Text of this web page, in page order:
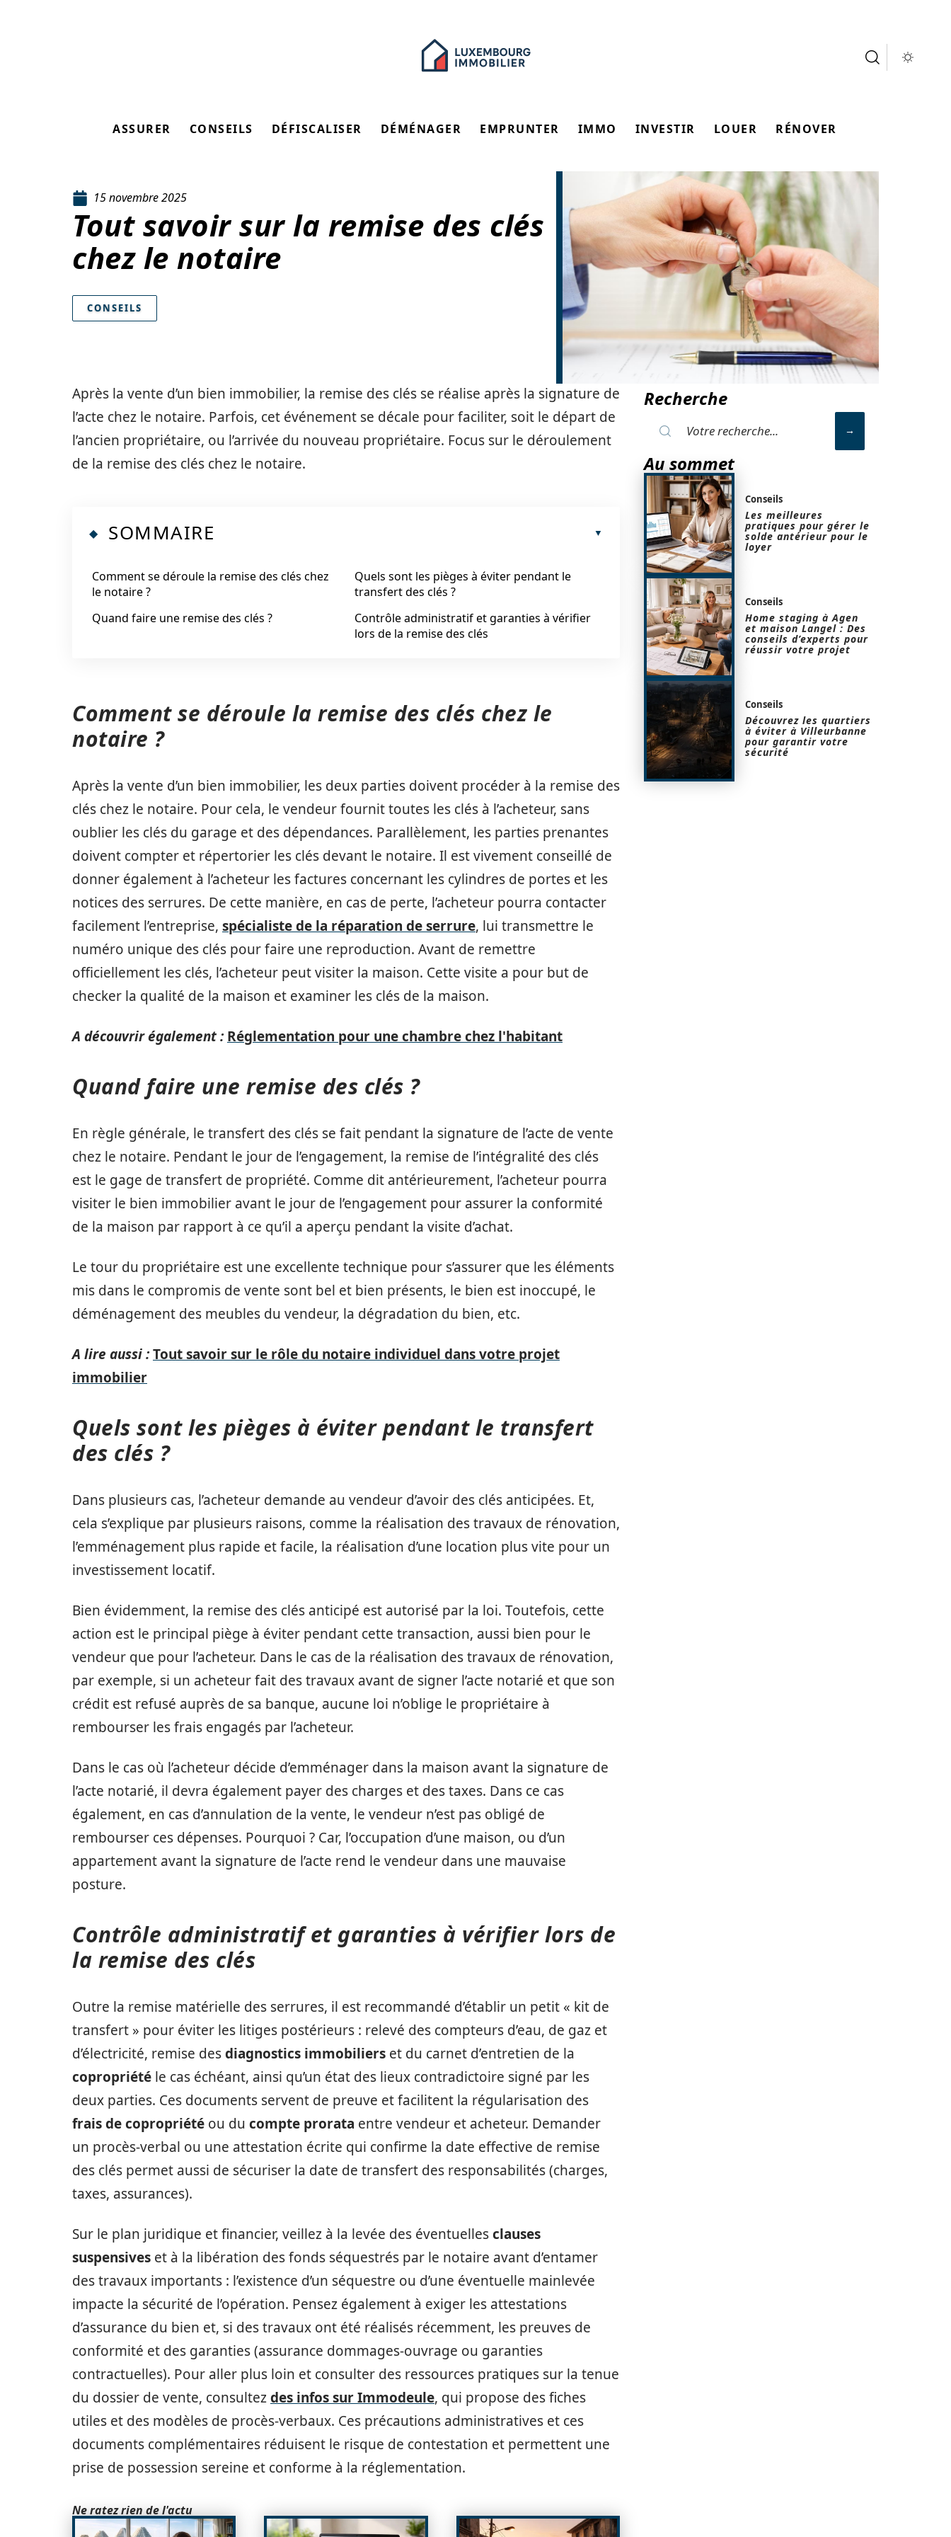
ASSURER CONSEILS DÉFISCALISER DÉMÉNAGER EMPRUNTER IMMO INVESTIR LOUER RÉNOVER
15 novembre 2025
Tout savoir sur la remise des clés
chez le notaire
CONSEILS
Après la vente d’un bien immobilier, la remise des clés se réalise après la signature de
l’acte chez le notaire. Parfois, cet événement se décale pour faciliter, soit le départ de
l’ancien propriétaire, ou l’arrivée du nouveau propriétaire. Focus sur le déroulement
de la remise des clés chez le notaire.
SOMMAIRE
Comment se déroule la remise des clés chez
le notaire ?
Quand faire une remise des clés ?
Quels sont les pièges à éviter pendant le
transfert des clés ?
Contrôle administratif et garanties à vérifier
lors de la remise des clés
Comment se déroule la remise des clés chez le
notaire ?
Après la vente d’un bien immobilier, les deux parties doivent procéder à la remise des
clés chez le notaire. Pour cela, le vendeur fournit toutes les clés à l’acheteur, sans
oublier les clés du garage et des dépendances. Parallèlement, les parties prenantes
doivent compter et répertorier les clés devant le notaire. Il est vivement conseillé de
donner également à l’acheteur les factures concernant les cylindres de portes et les
notices des serrures. De cette manière, en cas de perte, l’acheteur pourra contacter
facilement l’entreprise, spécialiste de la réparation de serrure, lui transmettre le
numéro unique des clés pour faire une reproduction. Avant de remettre
officiellement les clés, l’acheteur peut visiter la maison. Cette visite a pour but de
checker la qualité de la maison et examiner les clés de la maison.
A découvrir également : Réglementation pour une chambre chez l'habitant
Quand faire une remise des clés ?
En règle générale, le transfert des clés se fait pendant la signature de l’acte de vente
chez le notaire. Pendant le jour de l’engagement, la remise de l’intégralité des clés
est le gage de transfert de propriété. Comme dit antérieurement, l’acheteur pourra
visiter le bien immobilier avant le jour de l’engagement pour assurer la conformité
de la maison par rapport à ce qu’il a aperçu pendant la visite d’achat.
Le tour du propriétaire est une excellente technique pour s’assurer que les éléments
mis dans le compromis de vente sont bel et bien présents, le bien est inoccupé, le
déménagement des meubles du vendeur, la dégradation du bien, etc.
A lire aussi :Tout savoir sur le rôle du notaire individuel dans votre projet
immobilier
Quels sont les pièges à éviter pendant le transfert
des clés ?
Dans plusieurs cas, l’acheteur demande au vendeur d’avoir des clés anticipées. Et,
cela s’explique par plusieurs raisons, comme la réalisation des travaux de rénovation,
l’emménagement plus rapide et facile, la réalisation d’une location plus vite pour un
investissement locatif.
Bien évidemment, la remise des clés anticipé est autorisé par la loi. Toutefois, cette
action est le principal piège à éviter pendant cette transaction, aussi bien pour le
vendeur que pour l’acheteur. Dans le cas de la réalisation des travaux de rénovation,
par exemple, si un acheteur fait des travaux avant de signer l’acte notarié et que son
crédit est refusé auprès de sa banque, aucune loi n’oblige le propriétaire à
rembourser les frais engagés par l’acheteur.
Dans le cas où l’acheteur décide d’emménager dans la maison avant la signature de
l’acte notarié, il devra également payer des charges et des taxes. Dans ce cas
également, en cas d’annulation de la vente, le vendeur n’est pas obligé de
rembourser ces dépenses. Pourquoi ? Car, l’occupation d’une maison, ou d’un
appartement avant la signature de l’acte rend le vendeur dans une mauvaise
posture.
Contrôle administratif et garanties à vérifier lors de
la remise des clés
Outre la remise matérielle des serrures, il est recommandé d’établir un petit « kit de
transfert » pour éviter les litiges postérieurs : relevé des compteurs d’eau, de gaz et
d’électricité, remise desdiagnostics immobiliers et du carnet d’entretien de la
copropriété le cas échéant, ainsi qu’un état des lieux contradictoire signé par les
deux parties. Ces documents servent de preuve et facilitent la régularisation des
frais de copropriété ou du compte prorata entre vendeur et acheteur. Demander
un procès-verbal ou une attestation écrite qui confirme la date effective de remise
des clés permet aussi de sécuriser la date de transfert des responsabilités (charges,
taxes, assurances).
Sur le plan juridique et financier, veillez à la levée des éventuellesclauses
suspensives et à la libération des fonds séquestrés par le notaire avant d’entamer
des travaux importants : l’existence d’un séquestre ou d’une éventuelle mainlevée
impacte la sécurité de l’opération. Pensez également à exiger les attestations
d’assurance du bien et, si des travaux ont été réalisés récemment, les preuves de
conformité et des garanties (assurance dommages-ouvrage ou garanties
contractuelles). Pour aller plus loin et consulter des ressources pratiques sur la tenue
du dossier de vente, consultezdes infos sur Immodeule, qui propose des fiches
utiles et des modèles de procès-verbaux. Ces précautions administratives et ces
documents complémentaires réduisent le risque de contestation et permettent une
prise de possession sereine et conforme à la réglementation.
Ne ratez rien de l'actu
Recherche
Au sommet
Conseils
Les meilleures
pratiques pour gérer le
solde antérieur pour le
loyer
Conseils
Home staging à Agen
et maison Langel : Des
conseils d’experts pour
réussir votre projet
Conseils
Découvrez les quartiers
à éviter à Villeurbanne
pour garantir votre
sécurité